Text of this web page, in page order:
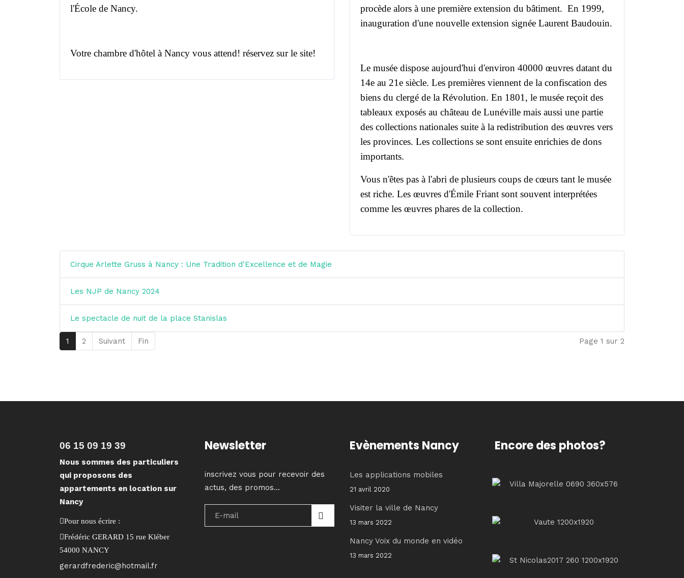
l'École de Nancy.
Votre chambre d'hôtel à Nancy vous attend! réservez sur le site!
procède alors à une première extension du bâtiment. En 1999,
inauguration d'une nouvelle extension signée Laurent Baudouin.
Le musée dispose aujourd'hui d'environ 40000 œuvres datant du
14e au 21e siècle. Les premières viennent de la confiscation des
biens du clergé de la Révolution. En 1801, le musée reçoit des
tableaux exposés au château de Lunéville mais aussi une partie
des collections nationales suite à la redistribution des œuvres vers
les provinces. Les collections se sont ensuite enrichies de dons
importants.
Vous n'êtes pas à l'abri de plusieurs coups de cœurs tant le musée
est riche. Les œuvres d'Émile Friant sont souvent interprétées
comme les œuvres phares de la collection.
Cirque Arlette Gruss à Nancy : Une Tradition d'Excellence et de Magie
Les NJP de Nancy 2024
Le spectacle de nuit de la place Stanislas
1 2 Suivant Fin Page 1 sur 2
06 15 09 19 39
Nous sommes des particuliers
qui proposons des
appartements en location sur
Nancy
Pour nous écrire :
Frédéric GERARD 15 rue Kléber
54000 NANCY
gerardfrederic@hotmail.fr
Newsletter
inscrivez vous pour recevoir des
actus, des promos...
Evènements Nancy
Les applications mobiles
21 avril 2020
Visiter la ville de Nancy
13 mars 2022
Nancy Voix du monde en vidéo
13 mars 2022
Encore des photos?